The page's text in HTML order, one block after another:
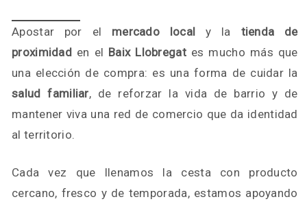
Apostar por el mercado local y la tienda de
proximidad en el Baix Llobregates mucho más que
una elección de compra: es una forma de cuidar la
salud familiar, de reforzar la vida de barrio y de
mantener viva una red de comercio que da identidad
al territorio.
Cada vez que llenamos la cesta con producto
cercano, fresco y de temporada, estamos apoyando